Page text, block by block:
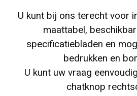
U kunt bij ons terecht voor
maattabel,
specificatiebladen en
bedrukken en
U kunt uw vraag
chatknop